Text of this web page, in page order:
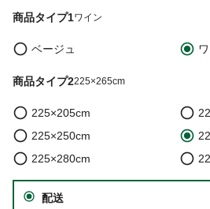
商品タイプ1ワイン
ベージュ
商品タイプ2225×265cm
225×205cm
225×250cm
225×280cm
配送